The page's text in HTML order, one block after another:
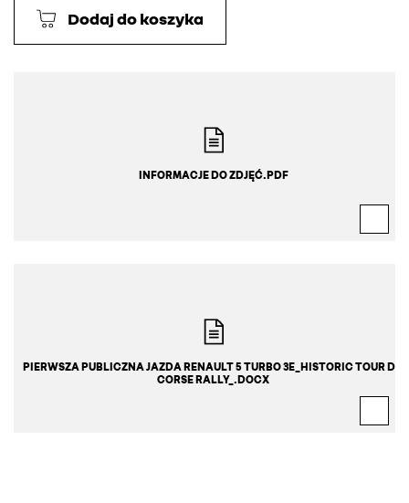
Dodaj do koszyka
INFORMACJE DO ZDJĘĆ.PDF
PIERWSZA PUBLICZNA JAZDA RENAULT 5 TURBO 3E_HISTORIC TOUR DE
CORSE RALLY_.DOCX